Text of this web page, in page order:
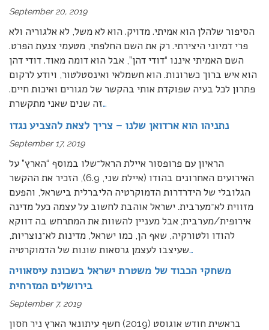
September 20, 2019
הסיפור שלהלן הוא אמיתי. מדויק. הוא לא משל, לא אלגוריה ולא
פרי דמיוני היצירתי. רק את השם החלפתי, מטעמי צנעת הפרט.
השם האמיתי איננו “דודי דהן”, אבל הוא דומה מאוד. דודי דהן
הוא איש ברוך כשרונות. הוא חשמלאי ואינסטלטור, ויודע לרקום
פתרון לכל בעיה שפוקדת אותי בהקשר של מגורים ואיכות חיים.
זה שנים שאני מתקשרת…
נתניהו הוא ארדואן שלנו – צריך לצאת להצביע נגדו
September 17, 2019
הראיון עם פרופסור איילת הראל־שלו במוסף “הארץ” על
האירועים האחרונים בהודו (איילת שני, 6.9), הזכיר את ההקשר
הגלובלי של הידרדרות הדמוקרטיה הליברלית בישראל, והפעם
מזווית לא־מערבית. ישראל אוהבת לחשוב על עצמה כעל מדינה
אירופית/מערבית; אבל מעניין להשוות את המתרחש בה דווקא
להודו ולטורקיה, שאף הן, כמו ישראל, מדינות לא־נוצריות,
שעיצבו לעצמן גרסאות שונות של הדמוקרטיה…
משחקי הכבוד של משטרת ישראל בשכונת עיסאוויה
בירושלים המזרחית
September 7, 2019
בראשית חודש אוגוסט (2019) חשף עיתונאי הארץ ניר חסון